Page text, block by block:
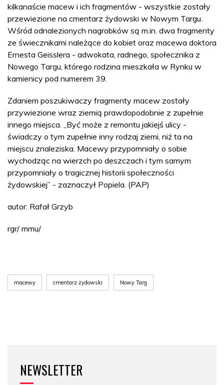
kilkanaście macew i ich fragmentów - wszystkie zostały
przewiezione na cmentarz żydowski w Nowym Targu.
Wśród odnalezionych nagrobków są m.in. dwa fragmenty
ze świecznikami należące do kobiet oraz macewa doktora
Ernesta Geisslera - adwokata, radnego, społecznika z
Nowego Targu, którego rodzina mieszkała w Rynku w
kamienicy pod numerem 39.
Zdaniem poszukiwaczy fragmenty macew zostały
przywiezione wraz ziemią prawdopodobnie z zupełnie
innego miejsca. „Być może z remontu jakiejś ulicy -
świadczy o tym zupełnie inny rodzaj ziemi, niż ta na
miejscu znaleziska. Macewy przypomniały o sobie
wychodząc na wierzch po deszczach i tym samym
przypomniały o tragicznej historii społeczności
żydowskiej” - zaznaczył Popiela. (PAP)
autor: Rafał Grzyb
rgr/ mmu/
macewy cmentarz żydowski Nowy Targ
NEWSLETTER